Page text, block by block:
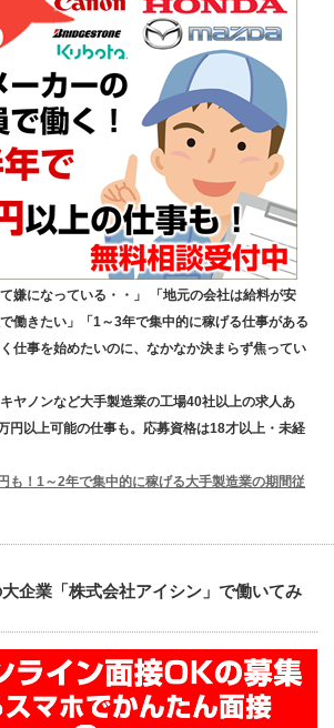
嫌になっている・・」 「地元の会社は給料が安
働きたい」「1～3年で集中的に稼げる仕事がある
仕事を始めたいのに、なかなか決まらず焦ってい
ヤノンなど大手製造業の工場40社以上の求人あ
円以上可能の仕事も。応募資格は18才以上・未経
！1～2年で集中的に稼げる大手製造業の期間従
大企業「株式会社アイシン」で働いてみ